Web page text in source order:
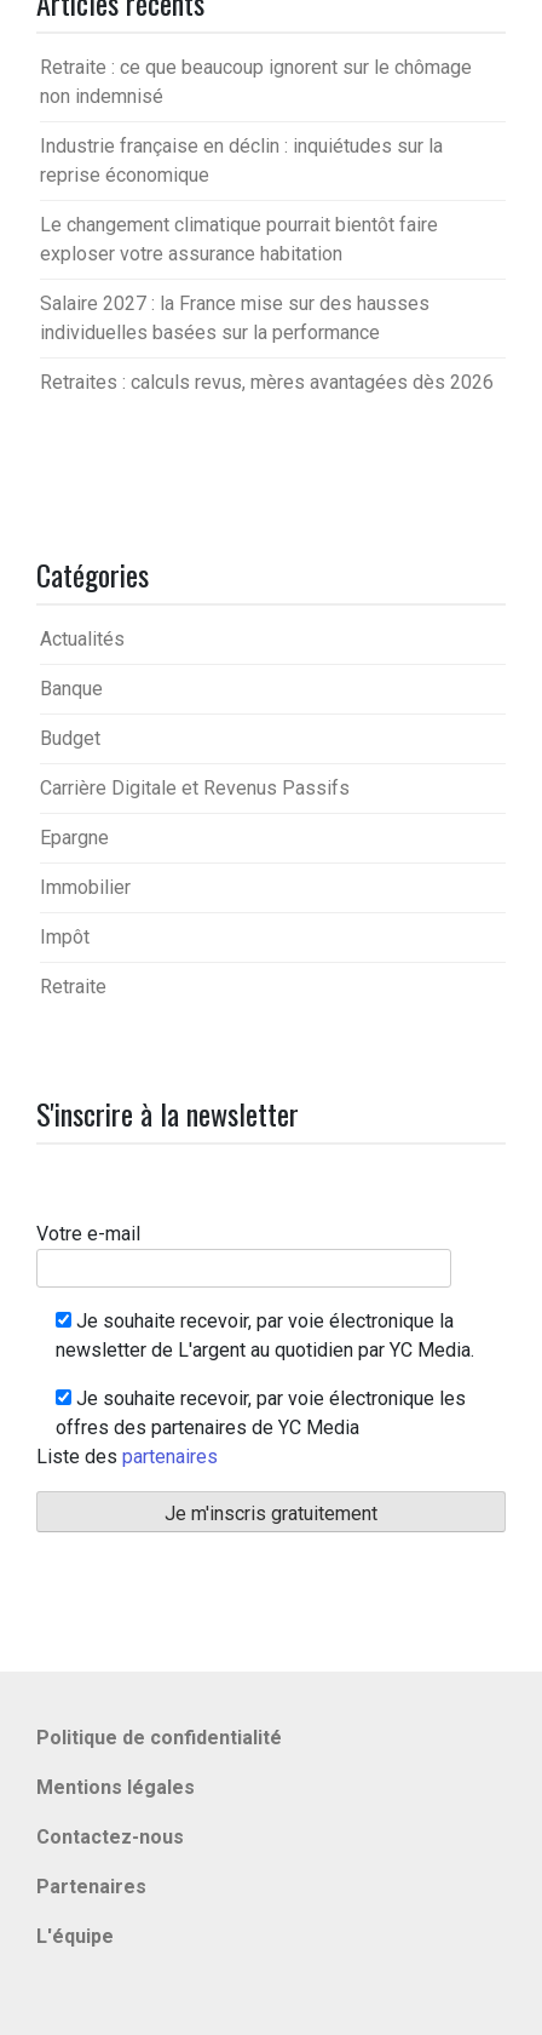
Retraite : ce que beaucoup ignorent sur le chômage
non indemnisé
Industrie française en déclin : inquiétudes sur la
reprise économique
Le changement climatique pourrait bientôt faire
exploser votre assurance habitation
Salaire 2027 : la France mise sur des hausses
individuelles basées sur la performance
Retraites : calculs revus, mères avantagées dès 2026
Catégories
Actualités
Banque
Budget
Carrière Digitale et Revenus Passifs
Epargne
Immobilier
Impôt
Retraite
S'inscrire à la newsletter
Votre e-mail
Je souhaite recevoir, par voie électronique la
newsletter de L'argent au quotidien par YC Media.
Je souhaite recevoir, par voie électronique les
offres des partenaires de YC Media
Liste des partenaires
Politique de confidentialité
Mentions légales
Contactez-nous
Partenaires
L'équipe